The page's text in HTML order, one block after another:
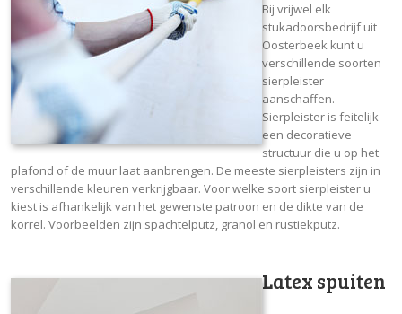
Bij vrijwel elk
stukadoorsbedrijf uit
Oosterbeek kunt u
verschillende soorten
sierpleister
aanschaffen.
Sierpleister is feitelijk
een decoratieve
structuur die u op het
plafond of de muur laat aanbrengen. De meeste sierpleisters zijn in
verschillende kleuren verkrijgbaar. Voor welke soort sierpleister u
kiest is afhankelijk van het gewenste patroon en de dikte van de
korrel. Voorbeelden zijn spachtelputz, granol en rustiekputz.
Latex spuiten